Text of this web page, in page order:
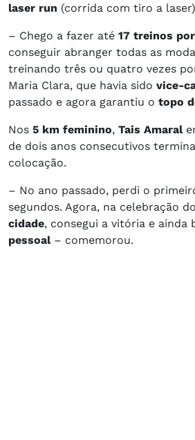
laser run (corrida com tiro a
– Chego a fazer até 17 treinos
conseguir abranger todas as
treinando três ou quatro vezes
Maria Clara, que havia sido vice-
passado e agora garantiu o topo
Nos 5 km feminino, Tais Amaral
de dois anos consecutivos
colocação.
– No ano passado, perdi o
segundos. Agora, na celebração
cidade, consegui a vitória e ainda
pessoal– comemorou.